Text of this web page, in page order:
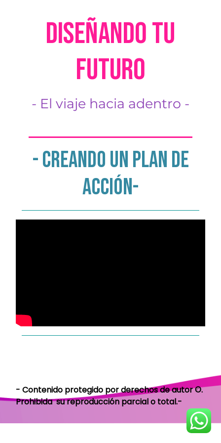
DISEÑANDO TU
FUTURO
- El viaje hacia adentro -
- creando un plan de
acción-
- Contenido protegido por derechos de autor©.
Prohibida su reproducción parcial o total.-